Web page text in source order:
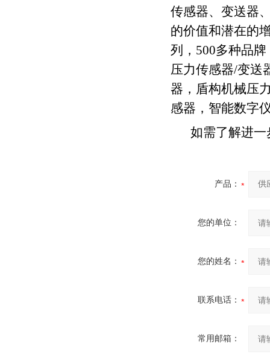
传感器、变送器
的价值和潜在的
列， 500多种品
压力传感器/变送
器，盾构机械压
感器，智能数字
如需了解进
产品：
您的单位：
您的姓名：
联系电话：
常用邮箱：